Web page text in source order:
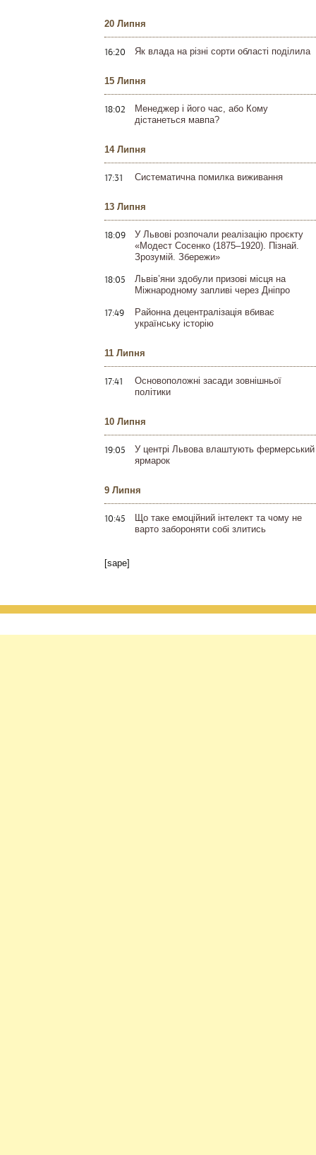
20 Липня
16:20 Як влада на різні сорти області поділила
15 Липня
18:02
Менеджер і його час, або Кому
дістанеться мавпа?
14 Липня
17:31 Систематична помилка виживання
13 Липня
18:09
У Львові розпочали реалізацію проєкту
«Модест Сосенко (1875–1920). Пізнай.
Зрозумій. Збережи»
18:05
Львів’яни здобули призові місця на
Міжнародному запливі через Дніпро
17:49
Районна децентралізація вбиває
українську історію
11 Липня
17:41
Основоположні засади зовнішньої
політики
10 Липня
19:05
У центрі Львова влаштують фермерський
ярмарок
9 Липня
10:45
Що таке емоційний інтелект та чому не
варто забороняти собі злитись
[sape]